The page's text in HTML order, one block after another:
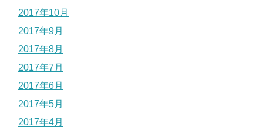
2017年10月
2017年9月
2017年8月
2017年7月
2017年6月
2017年5月
2017年4月